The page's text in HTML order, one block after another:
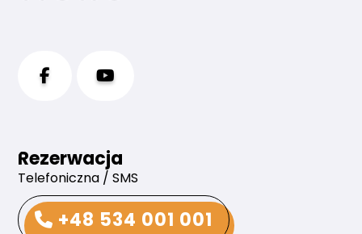
Rezerwacja
Telefoniczna / SMS
+48 534 001 001